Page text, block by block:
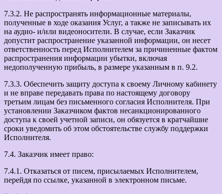
7.3.2. Не распространять информационные материалы,
полученные в ходе оказания Услуг, а также не записывать их
на аудио- и/или видеоносители. В случае, если Заказчик
допустит распространение указанной информации, он несет
ответственность перед Исполнителем за причиненные фактом
распространения информации убытки, включая
недополученную прибыль, в размере указанным в п. 9.2.
7.3.3. Обеспечить защиту доступа к своему Личному кабинету
и не вправе передавать права по настоящему договору
третьим лицам без письменного согласия Исполнителя. При
установлении Заказчиком фактов несанкционированного
доступа к своей учетной записи, он обязуется в кратчайшие
сроки уведомить об этом обстоятельстве службу поддержки
Исполнителя.
7.4. Заказчик имеет право:
7.4.1. Отказаться от писем, присылаемых Исполнителем,
перейдя по ссылке, указанной в электронном письме.